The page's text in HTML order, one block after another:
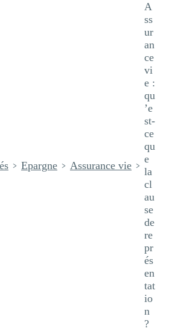
Epargne Assurance vie
A
ss
ur
an
ce
vi
e :
qu
’e
st-
ce
qu
e
la
cl
au
se
de
re
pr
és
en
tat
io
n
?